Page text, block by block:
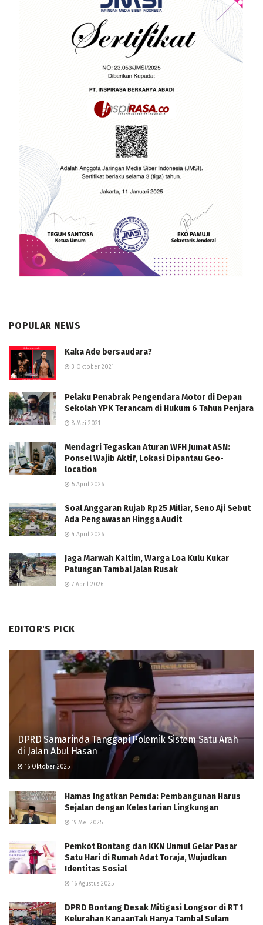
POPULAR NEWS
Kaka Ade bersaudara?
3 Oktober 2021
Pelaku Penabrak Pengendara Motor di Depan
Sekolah YPK Terancam di Hukum 6 Tahun Penjara
8 Mei 2021
Mendagri Tegaskan Aturan WFH Jumat ASN:
Ponsel Wajib Aktif, Lokasi Dipantau Geo-
location
5 April 2026
Soal Anggaran Rujab Rp25 Miliar, Seno Aji Sebut
Ada Pengawasan Hingga Audit
4 April 2026
Jaga Marwah Kaltim, Warga Loa Kulu Kukar
Patungan Tambal Jalan Rusak
7 April 2026
EDITOR'S PICK
DPRD Samarinda Tanggapi Polemik Sistem Satu Arah
di Jalan Abul Hasan
16 Oktober 2025
Hamas Ingatkan Pemda: Pembangunan Harus
Sejalan dengan Kelestarian Lingkungan
19 Mei 2025
Pemkot Bontang dan KKN Unmul Gelar Pasar
Satu Hari di Rumah Adat Toraja, Wujudkan
Identitas Sosial
16 Agustus 2025
DPRD Bontang Desak Mitigasi Longsor di RT 1
Kelurahan KanaanTak Hanya Tambal Sulam